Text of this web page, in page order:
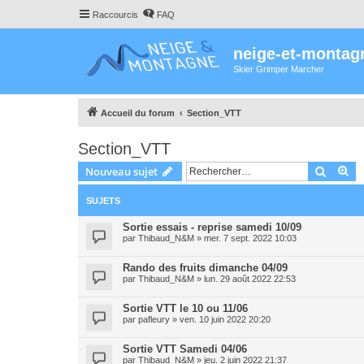
Raccourcis FAQ
neige-et-
Skier Grimper Marcher
Accueil du forum Section_VTT
Section_VTT
Nouveau sujet
SUJETS
Sortie essais - reprise samedi 10/09
par Thibaud_N&M » mer. 7 sept. 2022 10:03
Rando des fruits dimanche 04/09
par Thibaud_N&M » lun. 29 août 2022 22:53
Sortie VTT le 10 ou 11/06
par pafleury » ven. 10 juin 2022 20:20
Sortie VTT Samedi 04/06
par Thibaud_N&M » jeu. 2 juin 2022 21:37